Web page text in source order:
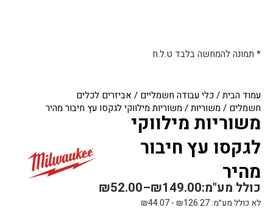
עמוד הבית/כלי עבודה חשמליים / אביזרים לכלים
חשמלים /משוריות/ משוריות מילווקי לגקסו עץ חיבור מהיר
משוריות מילווקי
לגקסו עץ חיבור
מהיר
₪52.00–₪149.00כולל מע"מ:
לא כולל מע״מ: ₪126.27
-
₪44.07
* תמונה להמחשה בלבד ט.ל.ח